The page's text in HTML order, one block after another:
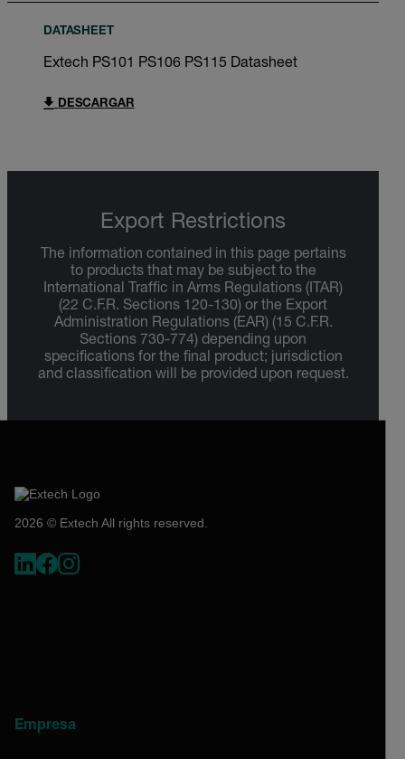
DATASHEET
Extech PS101 PS106 PS115 Datasheet
DESCARGAR
Export Restrictions
The information contained in this page pertains
to products that may be subject to the
International Traffic in Arms Regulations (ITAR)
(22 C.F.R. Sections 120-130) or the Export
Administration Regulations (EAR) (15 C.F.R.
Sections 730-774) depending upon
specifications for the final product; jurisdiction
and classification will be provided upon request.
2026 © Extech All rights reserved.
Empresa